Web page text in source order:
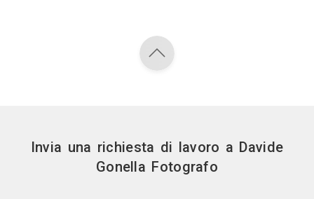
Invia una richiesta di lavoro a Davide
Gonella Fotografo